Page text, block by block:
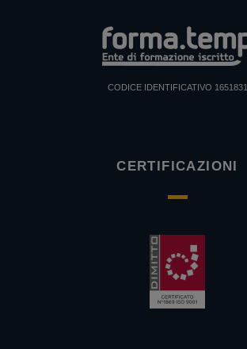
CODICE IDENTIFICATIVO 1651831
CERTIFICAZIONI